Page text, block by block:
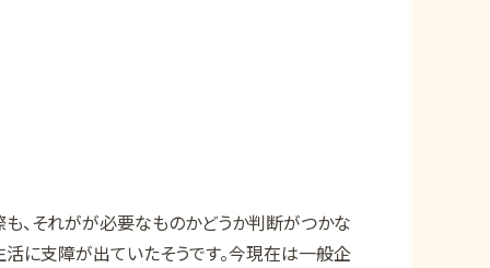
、それがが必要なものかどうか判断がつかな
に支障が出ていたそうです。今現在は一般企